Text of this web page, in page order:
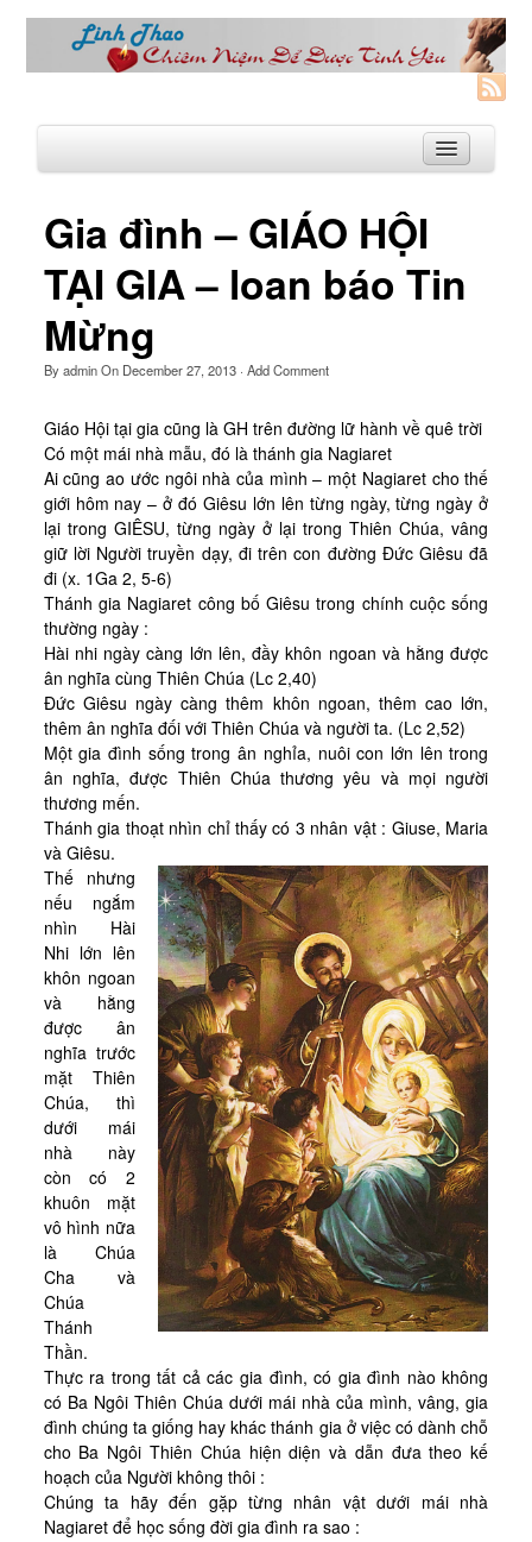
Linh Thao
Linh Thao là gì?
Linhthao.org
Bạn Đường Linh Thao
Để Tự Do và Hạnh Phúc hơn
Khoá Linh Thao
Kinh Nghiệm
Hình Ảnh
Cầu Nguyện
Bài Cầu Nguyện
Cách Cầu Nguyện
Nhận Định
Phương Pháp CN, Xét Mình
Tác Phẩm
Được Làm Môn Đệ
Đến với Ba Ngôi qua Kinh Lạy Cha
Trên Đường LBTM
Thao Luyện Nhẹ Nhàng
Xin Cho Con Gặp Được Chúa
Tài Liệu
Sách Linh Thao
Chú Giải Linh Thao
Khóa HD Linh hướng
Linh Thao Tám Ngày
Linh Thao Mười Ngày
Linh Thao 30 Ngày
Gia đình – GIÁO HỘI
TẠI GIA – loan báo Tin
Mừng
ByadminOn December 27, 2013· Add Comment
Giáo Hội tại gia cũng là GH trên đường lữ hành về quê trời
Có một mái nhà mẫu, đó là thánh gia Nagiaret
Ai cũng ao ước ngôi nhà của mình – một Nagiaret cho thế
giới hôm nay – ở đó Giêsu lớn lên từng ngày, từng ngày ở
lại trong GIÊSU, từng ngày ở lại trong Thiên Chúa, vâng
giữ lời Người truyền dạy, đi trên con đường Đức Giêsu đã
đi (x. 1Ga 2, 5-6)
Thánh gia Nagiaret công bố Giêsu trong chính cuộc sống
thường ngày :
Hài nhi ngày càng lớn lên, đầy khôn ngoan và hằng được
ân nghĩa cùng Thiên Chúa (Lc 2,40)
Đức Giêsu ngày càng thêm khôn ngoan, thêm cao lớn,
thêm ân nghĩa đối với Thiên Chúa và người ta. (Lc 2,52)
Một gia đình sống trong ân nghỉa, nuôi con lớn lên trong
ân nghĩa, được Thiên Chúa thương yêu và mọi người
thương mến.
Thánh gia thoạt nhìn chỉ thấy có 3 nhân vật : Giuse, Maria
và Giêsu.
Thế nhưng
nếu ngắm
nhìn Hài
Nhi lớn lên
khôn ngoan
và hằng
được ân
nghĩa trước
mặt Thiên
Chúa, thì
dưới mái
nhà này
còn có 2
khuôn mặt
vô hình nữa
là Chúa
Cha và
Chúa
Thánh
Thần.
Thực ra trong tất cả các gia đình, có gia đình nào không
có Ba Ngôi Thiên Chúa dưới mái nhà của mình, vâng, gia
đình chúng ta giống hay khác thánh gia ở việc có dành chỗ
cho Ba Ngôi Thiên Chúa hiện diện và dẫn đưa theo kế
hoạch của Người không thôi :
Chúng ta hãy đến gặp từng nhân vật dưới mái nhà
Nagiaret để học sống đời gia đình ra sao :